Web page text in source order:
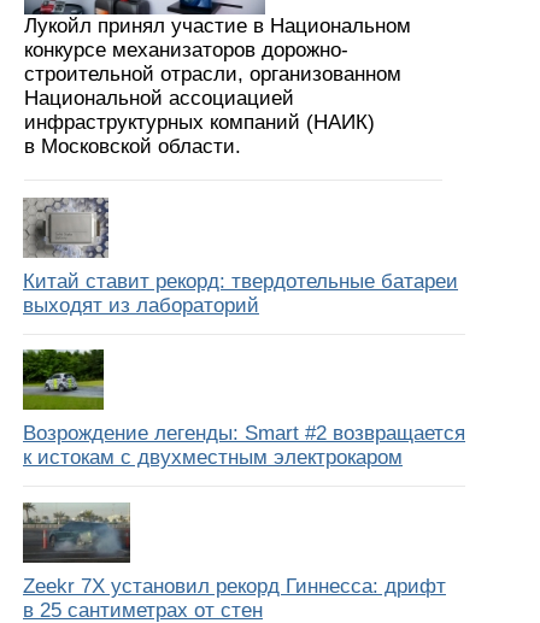
Лукойл принял участие в Национальном
конкурсе механизаторов дорожно-
строительной отрасли, организованном
Национальной ассоциацией
инфраструктурных компаний (НАИК)
в Московской области.
Китай ставит рекорд: твердотельные батареи
выходят из лабораторий
Возрождение легенды: Smart #2 возвращается
к истокам с двухместным электрокаром
Zeekr 7X установил рекорд Гиннесса: дрифт
в 25 сантиметрах от стен